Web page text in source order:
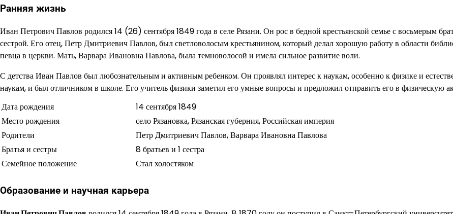
Ранняя жизнь
Иван Петрович Павлов родился 14 (26) сентября 1849 года в селе Рязани. Он рос в бедной крестьянской семье с восьмерым
сестрой. Его отец, Петр Дмитриевич Павлов, был светловолосым крестьянином, который делал хорошую работу в области
певца в церкви. Мать, Варвара Ивановна Павлова, была темноволосой и имела сильное развитие воли.
С детства Иван Павлов был любознательным и активным ребенком. Он проявлял интерес к наукам, особенно к физике и
наукам, и был отличником в школе. Его учитель физики заметил его умные вопросы и предложил отправить его в физическую
Дата рождения
14 сентября 1849
Место рождения
село Рязановка, Рязанская губерния, Российская империя
Родители
Петр Дмитриевич Павлов, Варвара Ивановна Павлова
Братья и сестры
8 братьев и 1 сестра
Семейное положение
Стал холостяком
Образование и научная карьера